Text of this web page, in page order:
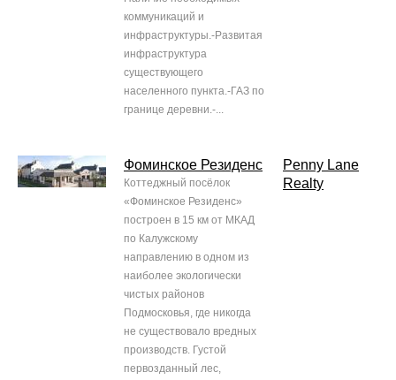
коммуникаций и
инфраструктуры.-Развитая
инфраструктура
существующего
населенного пункта.-ГАЗ по
границе деревни.-...
Фоминское Резиденс
Коттеджный посёлок
«Фоминское Резиденс»
построен в 15 км от МКАД
по Калужскому
направлению в одном из
наиболее экологически
чистых районов
Подмосковья, где никогда
не существовало вредных
производств. Густой
первозданный лес,
Penny Lane
Realty